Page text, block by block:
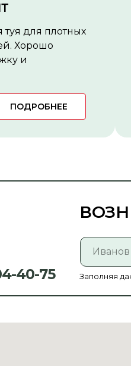
туя для плотных
Хорошо
и
ПОДРОБНЕЕ
Заполняя
40-75